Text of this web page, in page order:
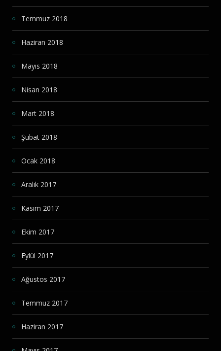
Temmuz 2018
Haziran 2018
Mayıs 2018
Nisan 2018
Mart 2018
Şubat 2018
Ocak 2018
Aralık 2017
Kasım 2017
Ekim 2017
Eylül 2017
Ağustos 2017
Temmuz 2017
Haziran 2017